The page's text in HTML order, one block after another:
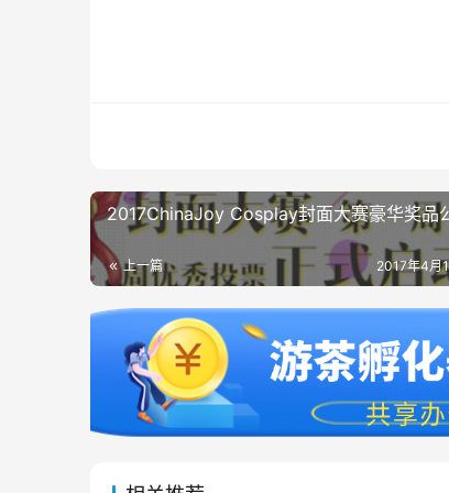
2017ChinaJoy Cosplay封面大赛豪华奖品
上一篇 2017年4月